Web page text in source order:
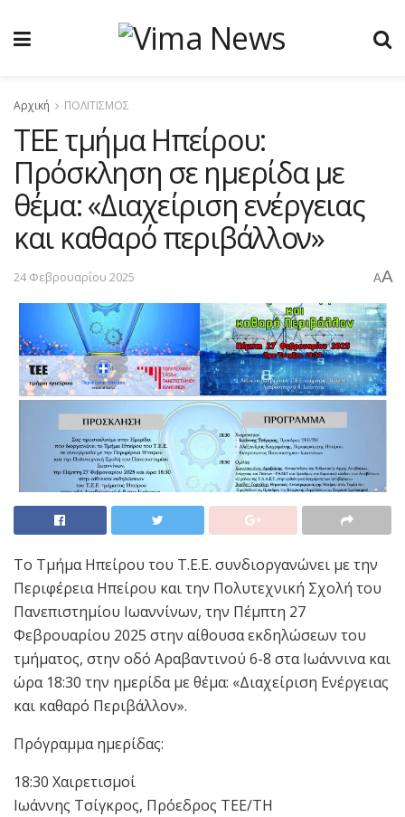
Αρχική ΠΟΛΙΤΙΣΜΟΣ
ΤΕΕ τμήμα Ηπείρου:
Πρόσκληση σε ημερίδα με
θέμα: «Διαχείριση ενέργειας
και καθαρό περιβάλλον»
24 Φεβρουαρίου 2025 AA
Το Τμήμα Ηπείρου του Τ.Ε.Ε. συνδιοργανώνει με την
Περιφέρεια Ηπείρου και την Πολυτεχνική Σχολή του
Πανεπιστημίου Ιωαννίνων, την Πέμπτη 27
Φεβρουαρίου 2025 στην αίθουσα εκδηλώσεων του
τμήματος, στην οδό Αραβαντινού 6-8 στα Ιωάννινα και
ώρα 18:30 την ημερίδα με θέμα: «Διαχείριση Ενέργειας
και καθαρό Περιβάλλον».
Πρόγραμμα ημερίδας:
18:30 Χαιρετισμοί
Ιωάννης Τσίγκρος, Πρόεδρος ΤΕΕ/ΤΗ